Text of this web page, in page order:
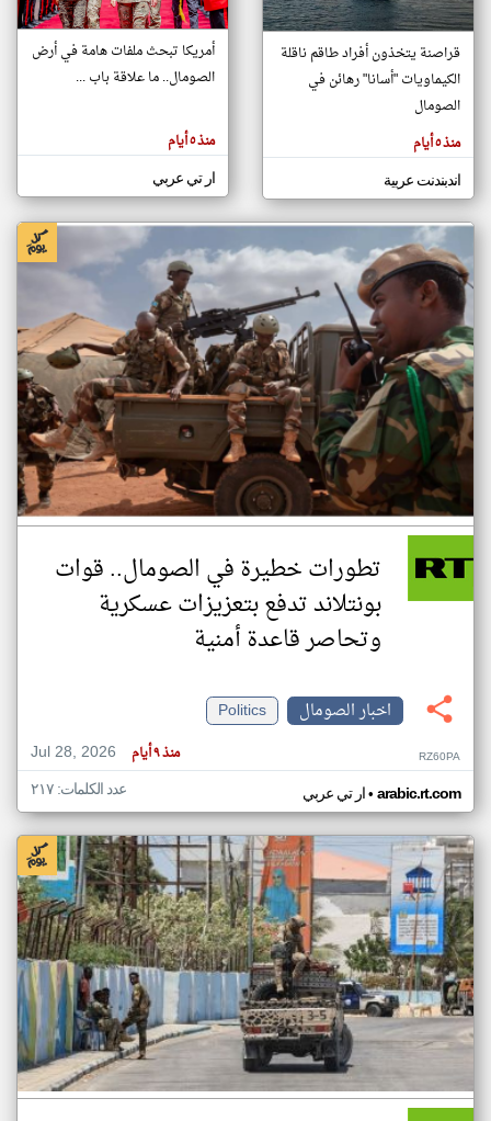
تغيير الدولة
اخبار الصومال على مدار الساعة
أهم اخبار الصومال العاجلة والمباشرة
المقالات
هنا عن
وجهة
كاتبيها.
قراصنة يتخذون أفراد طاقم ناقلة
الكيماويات "أسانا" رهائن في
الصومال
منذ ٥ أيام
اندبندنت عربية
أمريكا تبحث ملفات هامة في أرض
الصومال.. ما علاقة باب ...
منذ ٥ أيام
ار تي عربي
تطورات خطيرة في الصومال.. قوات
بونتلاند تدفع بتعزيزات عسكرية
وتحاصر قاعدة أمنية
اخبار الصومال
Politics
Jul 28, 2026
منذ ٩ أيام RZ60PA
ار تي عربي• arabic.rt.com عدد الكلمات: ٢١٧
klyoum.com